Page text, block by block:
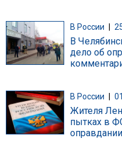
В России
В
дело об
В России
Жителя
пытках в